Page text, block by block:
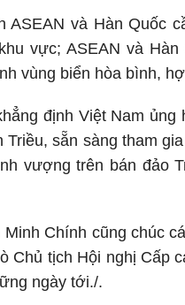
và Hàn Quốc
vực; ASEAN và
vùng biển hòa bình,
định Việt Nam
sẵn sàng tham
vượng trên bán đảo
Chính cũng chúc
Chủ tịch Hội nghị Cấp
ngày tới./.